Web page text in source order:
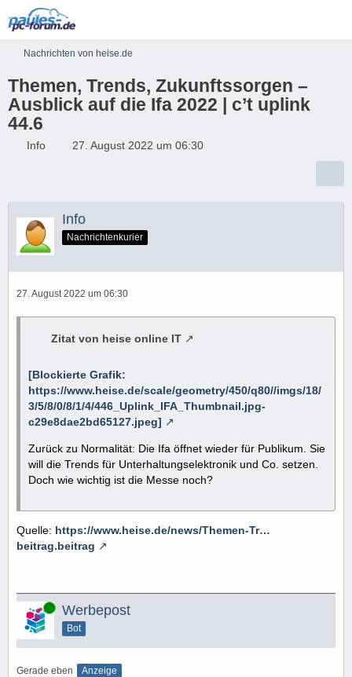
Nachrichten von heise.de
Themen, Trends, Zukunftssorgen –
Ausblick auf die Ifa 2022 | c’t uplink
44.6
Info 27. August 2022 um 06:30
Info
Nachrichtenkurier
27. August 2022 um 06:30
Zitat von heise online IT
[Blockierte Grafik:
https://www.heise.de/scale/geometry/450/q80//imgs/18/
3/5/8/0/8/1/4/446_Uplink_IFA_Thumbnail.jpg-
c29e8dae2bd65127.jpeg]
Zurück zu Normalität: Die Ifa öffnet wieder für Publikum. Sie
will die Trends für Unterhaltungselektronik und Co. setzen.
Doch wie wichtig ist die Messe noch?
Quelle: https://www.heise.de/news/Themen-Tr…
beitrag.beitrag
Online Werbepost
Bot
Gerade eben Anzeige